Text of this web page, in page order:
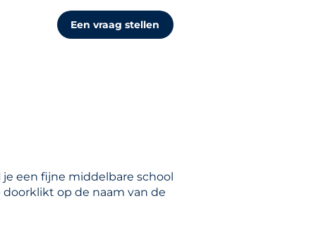
Een vraag stellen
een fijne middelbare school
doorklikt op de naam van de